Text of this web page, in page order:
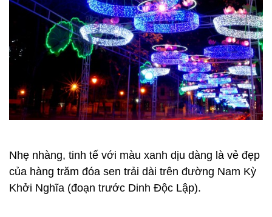
Nhẹ nhàng, tinh tế với màu xanh dịu dàng là vẻ đẹp
của hàng trăm đóa sen trải dài trên đường Nam Kỳ
Khởi Nghĩa (đoạn trước Dinh Độc Lập).